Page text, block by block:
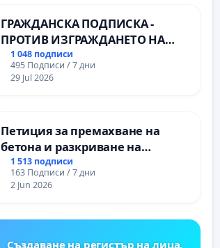
ГРАЖДАНСКА ПОДПИСКА -
ПРОТИВ ИЗГРАЖДАНЕТО НА
ВЪЖЕНА ЛИНИЯ (ЛИФТ) НА
ТЕРИТОРИЯТА НА ПРИРОДНА
ЗАБЕЛЕЖИТЕЛНОСТ „ХЪЛМ НА
1 048 подписи
495 Подписи / 7 дни
29 Jul 2026
Петиция за премахване на
бетона и разкриване на
античното сърце на
Могиланската могила във
Враца
1 513 подписи
163 Подписи / 7 дни
2 Jun 2026
Създаване на регистър на лица,